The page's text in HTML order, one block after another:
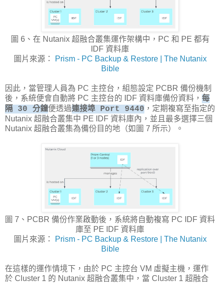
圖 6、在 Nutanix 超融合叢集運作架構中，PC 和 PE 都有
IDF 資料庫
圖片來源：
Prism - PC Backup & Restore | The Nutanix
Bible
因此，當管理人員為 PC 主控台，組態設定 PCBR 備份機制
後，系統便會自動將 PC 主控台的 IDF 資料庫備份資料， 每
隔 30 分鐘便透過連接埠 Port 9440 ，定期複寫至指定的
Nutanix 超融合叢集中 PE IDF 資料庫內，並且最多選擇三個
Nutanix 超融合叢集為備份目的地（如圖 7 所示）。
圖 7、PCBR 備份作業啟動後，系統將自動複寫 PC IDF 資料
庫至 PE IDF 資料庫
圖片來源：
Prism - PC Backup & Restore | The Nutanix
Bible
在這樣的運作情境下，由於 PC 主控台 VM 虛擬主機，運作
於 Cluster 1 的 Nutanix 超融合叢集中，當 Cluster 1 超融合